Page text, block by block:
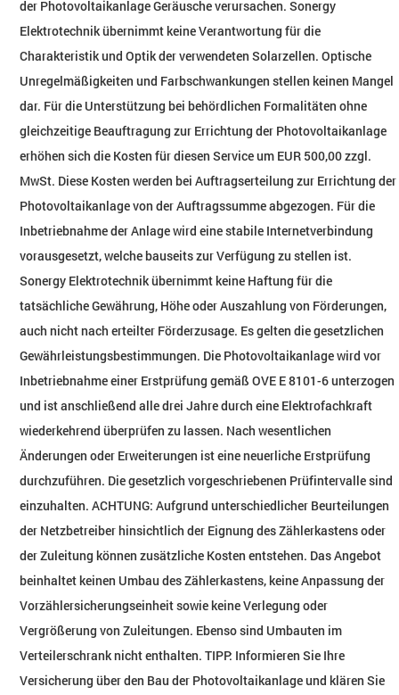
der Photovoltaikanlage Geräusche verursachen. Sonergy
Elektrotechnik übernimmt keine Verantwortung für die
Charakteristik und Optik der verwendeten Solarzellen. Optische
Unregelmäßigkeiten und Farbschwankungen stellen keinen Mangel
dar. Für die Unterstützung bei behördlichen Formalitäten ohne
gleichzeitige Beauftragung zur Errichtung der Photovoltaikanlage
erhöhen sich die Kosten für diesen Service um EUR 500,00 zzgl.
MwSt. Diese Kosten werden bei Auftragserteilung zur Errichtung der
Photovoltaikanlage von der Auftragssumme abgezogen. Für die
Inbetriebnahme der Anlage wird eine stabile Internetverbindung
vorausgesetzt, welche bauseits zur Verfügung zu stellen ist.
Sonergy Elektrotechnik übernimmt keine Haftung für die
tatsächliche Gewährung, Höhe oder Auszahlung von Förderungen,
auch nicht nach erteilter Förderzusage. Es gelten die gesetzlichen
Gewährleistungsbestimmungen. Die Photovoltaikanlage wird vor
Inbetriebnahme einer Erstprüfung gemäß OVE E 8101-6 unterzogen
und ist anschließend alle drei Jahre durch eine Elektrofachkraft
wiederkehrend überprüfen zu lassen. Nach wesentlichen
Änderungen oder Erweiterungen ist eine neuerliche Erstprüfung
durchzuführen. Die gesetzlich vorgeschriebenen Prüfintervalle sind
einzuhalten. ACHTUNG: Aufgrund unterschiedlicher Beurteilungen
der Netzbetreiber hinsichtlich der Eignung des Zählerkastens oder
der Zuleitung können zusätzliche Kosten entstehen. Das Angebot
beinhaltet keinen Umbau des Zählerkastens, keine Anpassung der
Vorzählersicherungseinheit sowie keine Verlegung oder
Vergrößerung von Zuleitungen. Ebenso sind Umbauten im
Verteilerschrank nicht enthalten. TIPP: Informieren Sie Ihre
Versicherung über den Bau der Photovoltaikanlage und klären Sie